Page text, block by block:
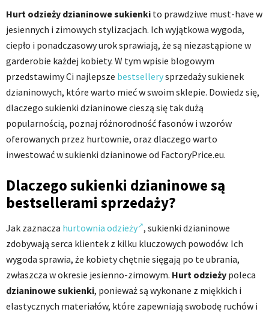
Hurt odzieży dzianinowe sukienki to prawdziwe must-have w
jesiennych i zimowych stylizacjach. Ich wyjątkowa wygoda,
ciepło i ponadczasowy urok sprawiają, że są niezastąpione w
garderobie każdej kobiety. W tym wpisie blogowym
przedstawimy Ci najlepsze bestsellerysprzedaży sukienek
dzianinowych, które warto mieć w swoim sklepie. Dowiedz się,
dlaczego sukienki dzianinowe cieszą się tak dużą
popularnością, poznaj różnorodność fasonów i wzorów
oferowanych przez hurtownie, oraz dlaczego warto
inwestować w sukienki dzianinowe od FactoryPrice.eu.
Dlaczego sukienki dzianinowe są
bestsellerami sprzedaży?
Jak zaznacza hurtownia odzieży , sukienki dzianinowe
zdobywają serca klientek z kilku kluczowych powodów. Ich
wygoda sprawia, że kobiety chętnie sięgają po te ubrania,
zwłaszcza w okresie jesienno-zimowym. Hurt odzieży poleca
dzianinowe sukienki, ponieważ są wykonane z miękkich i
elastycznych materiałów, które zapewniają swobodę ruchów i